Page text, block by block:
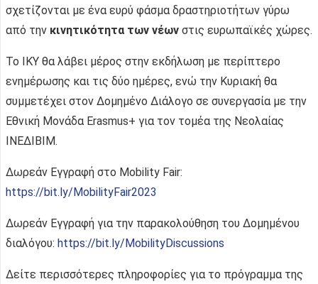
σχετίζονται με ένα ευρύ φάσμα δραστηριοτήτων γύρω
από την κινητικότητα των νέων στις ευρωπαϊκές χώρες.
Το ΙΚΥ θα λάβει μέρος στην εκδήλωση με περίπτερο
ενημέρωσης και τις δύο ημέρες, ενώ την Κυριακή θα
συμμετέχει στον Δομημένο Διάλογο σε συνεργασία με την
Εθνική Μονάδα Erasmus+ για τον τομέα της Νεολαίας
ΙΝΕΔΙΒΙΜ.
Δωρεάν Εγγραφή στο Mobility Fair:
https://bit.ly/MobilityFair2023
Δωρεάν Εγγραφή για την παρακολούθηση του Δομημένου
διαλόγου: https://bit.ly/MobilityDiscussions
Δείτε περισσότερες πληροφορίες για το πρόγραμμα της